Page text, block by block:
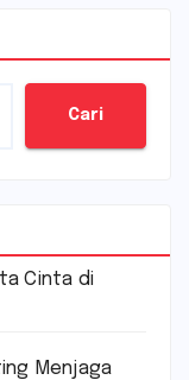
Cari
Cinta di
Menjaga